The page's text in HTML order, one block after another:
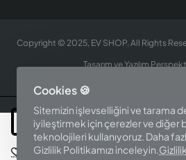
Cookies 🍪
Sitemizin işlevselliğini ve tarama
iyileştirmek için çerezler ve diğer
teknolojileri kullanıyoruz. Daha
Gizlilik Politikamızı inceleyin.
İstek Listesine Ekle Bu Ürünü
Copyright © 2025, EV SHOP, All Rights
Tasarım ve Yazılım